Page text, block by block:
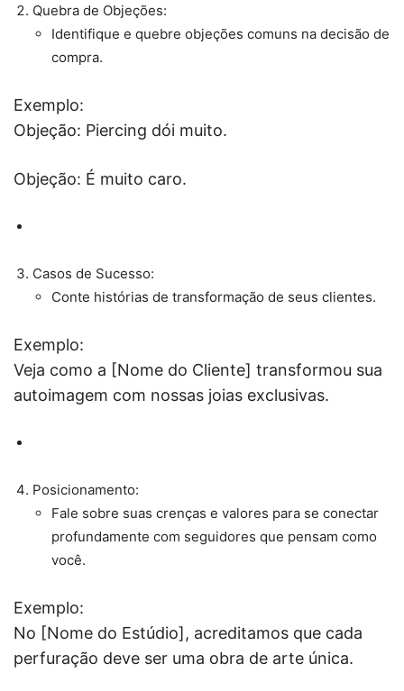
Quebra de Objeções:
Identifique e quebre objeções comuns na decisão de
compra.
Exemplo:
Objeção: Piercing dói muito.
Objeção: É muito caro.
Casos de Sucesso:
Conte histórias de transformação de seus clientes.
Exemplo:
Veja como a [Nome do Cliente] transformou sua
autoimagem com nossas joias exclusivas.
Posicionamento:
Fale sobre suas crenças e valores para se conectar
profundamente com seguidores que pensam como
você.
Exemplo:
No [Nome do Estúdio], acreditamos que cada
perfuração deve ser uma obra de arte única.